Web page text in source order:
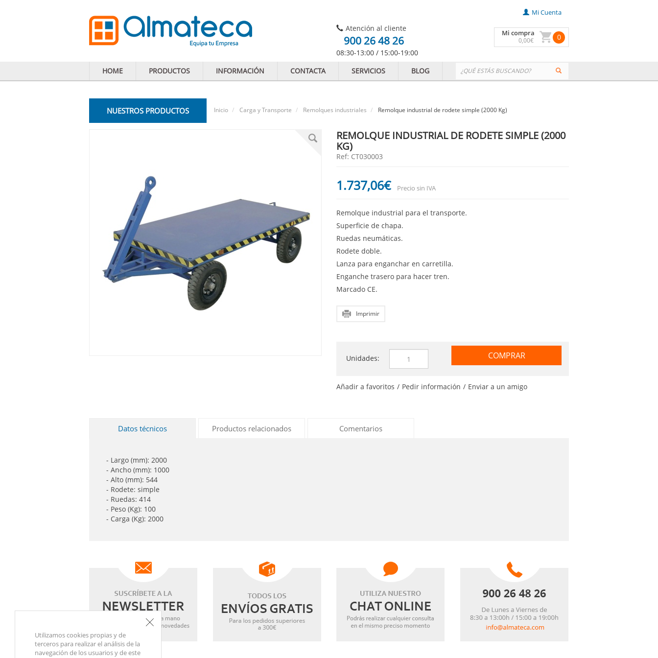
Atención al cliente
900 26 48 26
08:30-13:00 / 15:00-19:00
Mi Cuenta
Mi compra
0,00€ 0
HOME PRODUCTOS INFORMACIÓN CONTACTA SERVICIOS BLOG
NUESTROS PRODUCTOS Inicio Carga y Transporte Remolques industriales Remolque industrial de rodete simple (2000 Kg)
REMOLQUE INDUSTRIAL DE RODETE SIMPLE (2000
KG)
Ref: CT030003
1.737,06€ Precio sin IVA
Remolque industrial para el transporte.
Superficie de chapa.
Ruedas neumáticas.
Rodete doble.
Lanza para enganchar en carretilla.
Enganche trasero para hacer tren.
Marcado CE.
Imprimir
Unidades: COMPRAR
Añadir a favoritos / Pedir información / Enviar a un amigo
Datos técnicos Productos relacionados Comentarios
- Largo (mm): 2000
- Ancho (mm): 1000
- Alto (mm): 544
- Rodete: simple
- Ruedas: 414
- Peso (Kg): 100
- Carga (Kg): 2000
Utilizamos cookies propias y de
terceros para realizar el análisis de la
navegación de los usuarios y de este